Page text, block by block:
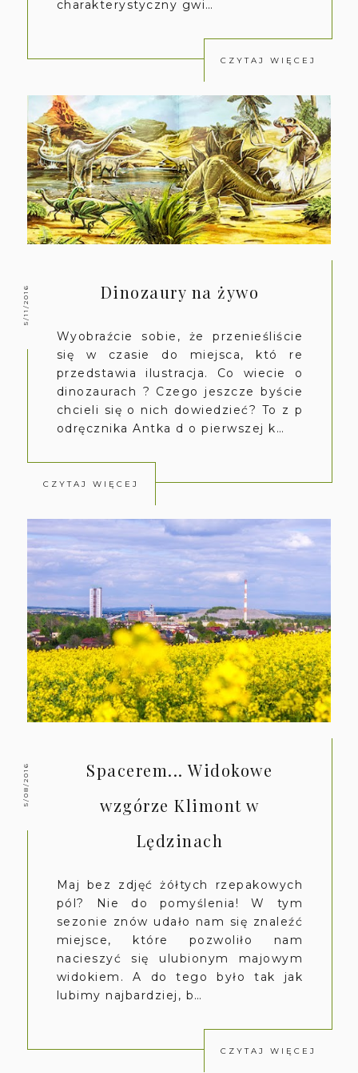
charakterystyczny gwi…
CZYTAJ WIĘCEJ
5/11/2016 Dinozaury na żywo
Wyobraźcie sobie, że przenieśliście
się w czasie do miejsca, któ re
przedstawia ilustracja. Co wiecie o
dinozaurach ? Czego jeszcze byście
chcieli się o nich dowiedzieć? To z p
odręcznika Antka d o pierwszej k…
CZYTAJ WIĘCEJ
5/08/2016
Spacerem... Widokowe
wzgórze Klimont w
Lędzinach
Maj bez zdjęć żółtych rzepakowych
pól? Nie do pomyślenia! W tym
sezonie znów udało nam się znaleźć
miejsce, które pozwoliło nam
nacieszyć się ulubionym majowym
widokiem. A do tego było tak jak
lubimy najbardziej, b…
CZYTAJ WIĘCEJ